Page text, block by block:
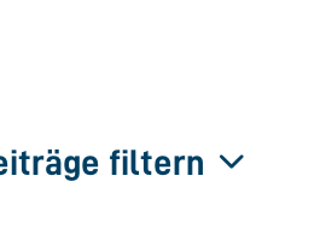
filtern